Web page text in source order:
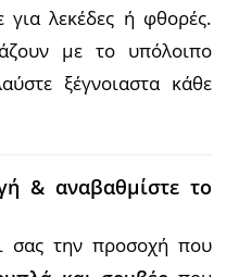
για λεκέδες ή φθορές.
με το υπόλοιπο
ξέγνοιαστα κάθε
& αναβαθμίστε το
σας την προσοχή που